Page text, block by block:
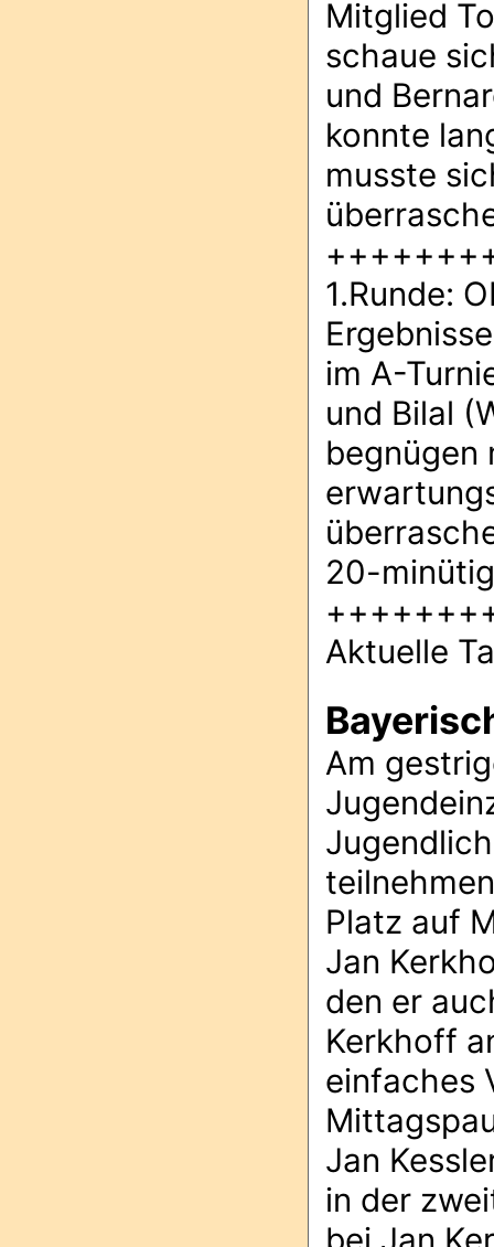
Mitglied
schaue
und
konnte
musste
1.Runde:
im A-
und Bilal
begnügen
20-
Aktuelle
Am
Platz auf
Jan
den er
Kerkhoff
einfaches
Jan
in der